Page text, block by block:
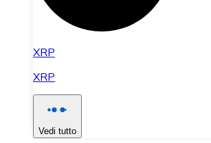
XRP
XRP
Vedi tutto